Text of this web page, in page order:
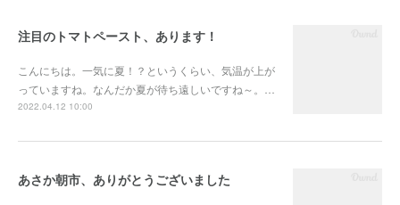
注目のトマトペースト、あります！
こんにちは。一気に夏！？というくらい、気温が上が
っていますね。なんだか夏が待ち遠しいですね～。…
2022.04.12 10:00
あさか朝市、ありがとうございました